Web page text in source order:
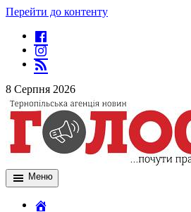
Перейти до контенту
8 Серпня 2026
Меню